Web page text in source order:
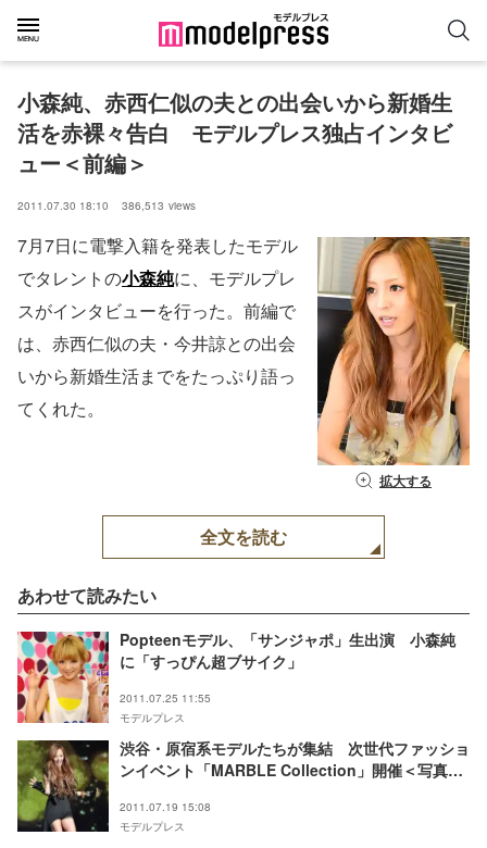
小森純、赤西仁似の夫との出会いから新婚生
活を赤裸々告白　モデルプレス独占インタビ
ュー＜前編＞
2011.07.30 18:10 386,513 views
拡大する
7月7日に電撃入籍を発表したモデル
でタレントの小森純に、モデルプレ
スがインタビューを行った。前編で
は、赤西仁似の夫・今井諒との出会
いから新婚生活までをたっぷり語っ
てくれた。
全文を読む
あわせて読みたい
Popteenモデル、「サンジャポ」生出演 小森純
に「すっぴん超ブサイク」
2011.07.25 11:55
モデルプレス
渋谷・原宿系モデルたちが集結 次世代ファッショ
ンイベント「MARBLE Collection」開催＜写真特
2011.07.19 15:08
モデルプレス